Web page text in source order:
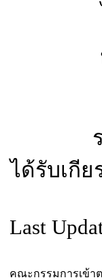
ได้รับเกี
Last
คณะกรรมการเข้า